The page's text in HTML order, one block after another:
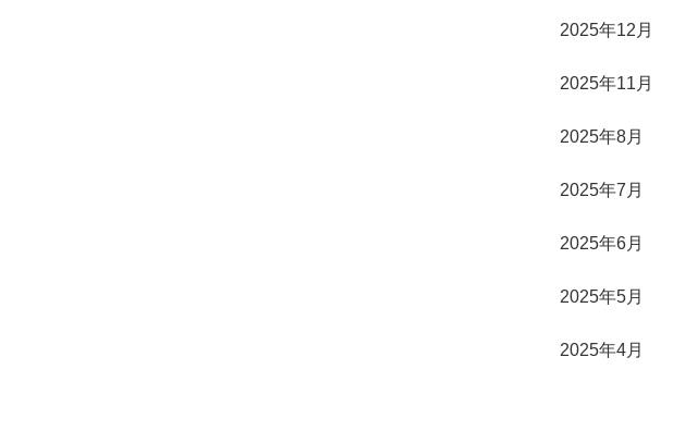
2025年12月
2025年11月
2025年8月
2025年7月
2025年6月
2025年5月
2025年4月